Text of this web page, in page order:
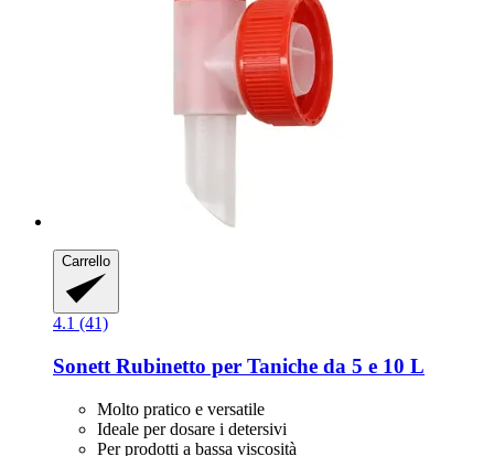
Carrello
4.1 (41)
Sonett Rubinetto per Taniche da 5 e 10 L
Molto pratico e versatile
Ideale per dosare i detersivi
Per prodotti a bassa viscosità